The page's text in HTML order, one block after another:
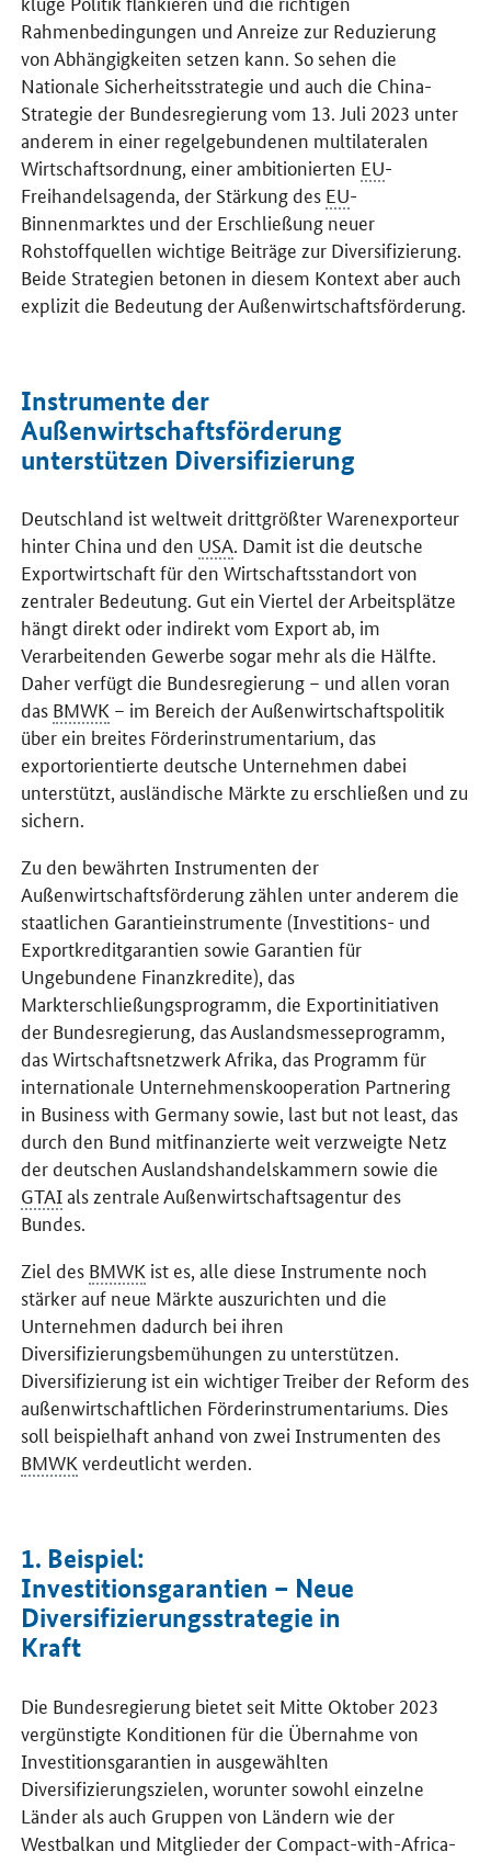
Rahmenbedingungen und Anreize zur Reduzierung
von Abhängigkeiten setzen kann. So sehen die
Nationale Sicherheitsstrategie und auch die China-
Strategie der Bundesregierung vom 13. Juli 2023 unter
anderem in einer regelgebundenen multilateralen
Wirtschaftsordnung, einer ambitionierten EU-
Freihandelsagenda, der Stärkung des EU-
Binnenmarktes und der Erschließung neuer
Rohstoffquellen wichtige Beiträge zur Diversifizierung.
Beide Strategien betonen in diesem Kontext aber auch
explizit die Bedeutung der Außenwirtschaftsförderung.
Instrumente der
Außenwirtschaftsförderung
unterstützen Diversifizierung
Deutschland ist weltweit drittgrößter Warenexporteur
hinter China und den USA. Damit ist die deutsche
Exportwirtschaft für den Wirtschaftsstandort von
zentraler Bedeutung. Gut ein Viertel der Arbeitsplätze
hängt direkt oder indirekt vom Export ab, im
Verarbeitenden Gewerbe sogar mehr als die Hälfte.
Daher verfügt die Bundesregierung – und allen voran
das BMWK – im Bereich der Außenwirtschaftspolitik
über ein breites Förderinstrumentarium, das
exportorientierte deutsche Unternehmen dabei
unterstützt, ausländische Märkte zu erschließen und zu
sichern.
Zu den bewährten Instrumenten der
Außenwirtschaftsförderung zählen unter anderem die
staatlichen Garantieinstrumente (Investitions- und
Exportkreditgarantien sowie Garantien für
Ungebundene Finanzkredite), das
Markterschließungsprogramm, die Exportinitiativen
der Bundesregierung, das Auslandsmesseprogramm,
das Wirtschaftsnetzwerk Afrika, das Programm für
internationale Unternehmenskooperation Partnering
in Business with Germany sowie, last but not least, das
durch den Bund mitfinanzierte weit verzweigte Netz
der deutschen Auslandshandelskammern sowie die
GTAIals zentrale Außenwirtschaftsagentur des
Bundes.
Ziel des BMWK ist es, alle diese Instrumente noch
stärker auf neue Märkte auszurichten und die
Unternehmen dadurch bei ihren
Diversifizierungsbemühungen zu unterstützen.
Diversifizierung ist ein wichtiger Treiber der Reform des
außenwirtschaftlichen Förderinstrumentariums. Dies
soll beispielhaft anhand von zwei Instrumenten des
BMWK verdeutlicht werden.
1. Beispiel:
Investitionsgarantien – Neue
Diversifizierungsstrategie in
Kraft
Die Bundesregierung bietet seit Mitte Oktober 2023
vergünstigte Konditionen für die Übernahme von
Investitionsgarantien in ausgewählten
Diversifizierungszielen, worunter sowohl einzelne
Länder als auch Gruppen von Ländern wie der
Westbalkan und Mitglieder der Compact-with-Africa-